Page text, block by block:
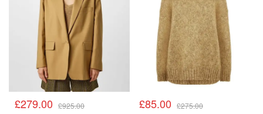
£279.00 £925.00 £85.00 £275.00